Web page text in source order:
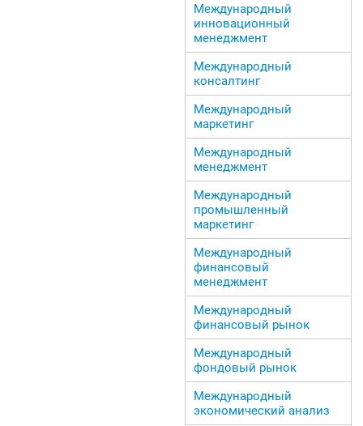
Международный
инновационный
менеджмент
Международный
консалтинг
Международный
маркетинг
Международный
менеджмент
Международный
промышленный
маркетинг
Международный
финансовый
менеджмент
Международный
финансовый рынок
Международный
фондовый рынок
Международный
экономический анализ